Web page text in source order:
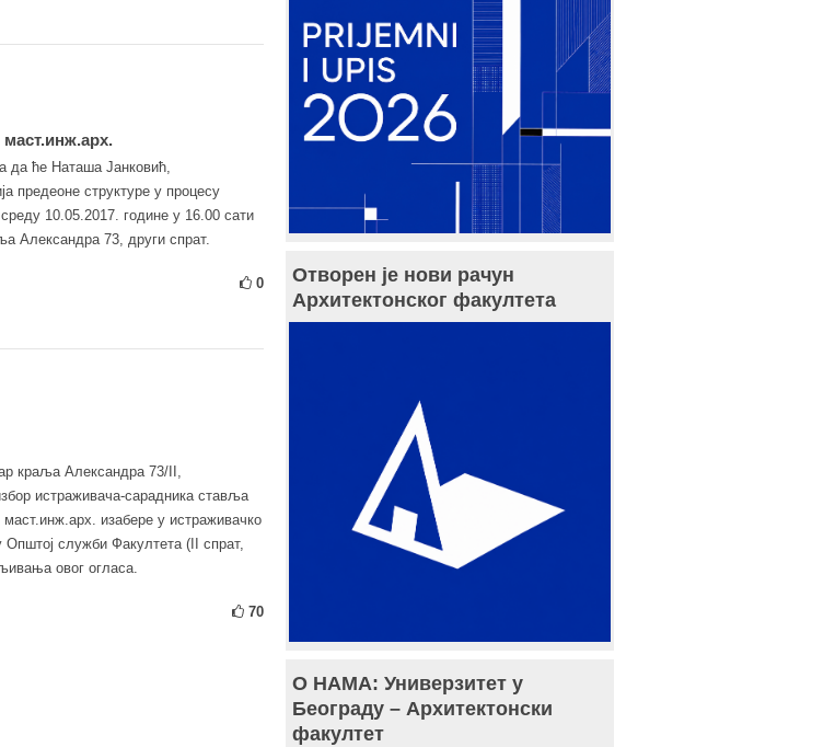
да ће Наташа Јанковић,
предеоне структуре у процесу
10.05.2017. године у 16.00 сати
Александра 73, други спрат.
0
краља Александра 73/II,
истраживача-сарадника ставља
изабере у истраживачко
служби Факултета (II спрат,
овог огласа.
70
Отворен је нови рачун
Архитектонског факултета
О НАМА: Универзитет у
Београду – Архитектонски
факултет